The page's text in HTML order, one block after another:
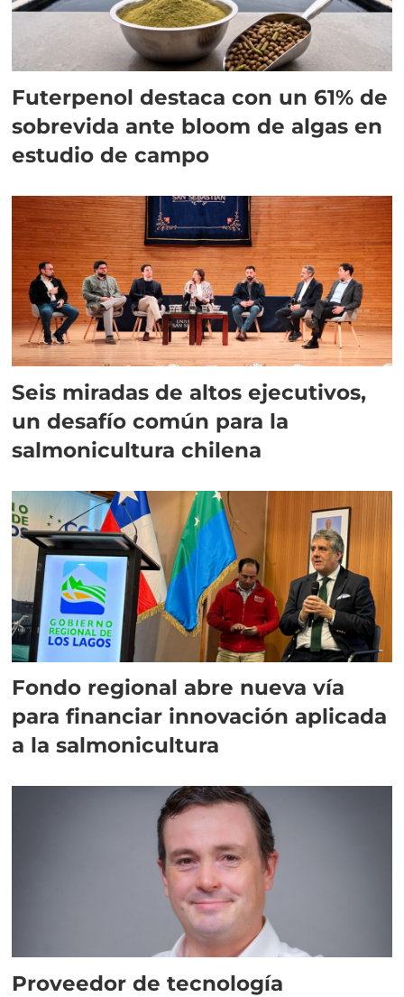
Futerpenol destaca con un 61% de
sobrevida ante bloom de algas en
estudio de campo
Seis miradas de altos ejecutivos,
un desafío común para la
salmonicultura chilena
Fondo regional abre nueva vía
para financiar innovación aplicada
a la salmonicultura
Proveedor de tecnología